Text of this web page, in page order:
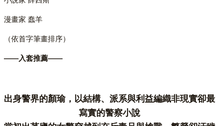
漫畫家 蠢羊
（依首字筆畫排序）
——入套推薦——
出身警界的顏瑜，以結構、派系與利益編織非現實卻最
寫實的警察小說